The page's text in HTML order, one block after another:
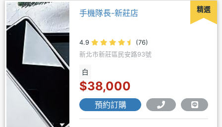
精選
手機隊長-新莊店
4.9
(76)
新北市新莊區民安路93號
白
$38,000
預約訂購